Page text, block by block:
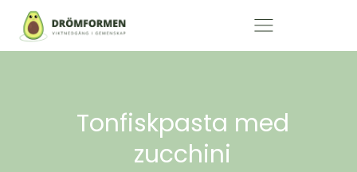
Tonfiskpasta med
zucchini